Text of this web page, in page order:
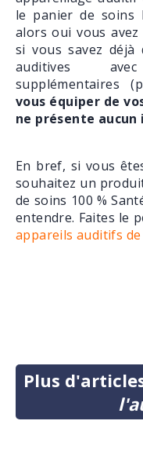
le panier de soins
alors oui vous
si vous savez déjà
auditives
supplémentaires
vous équiper de
ne présente
En bref, si vous
souhaitez un
de soins 100 %
entendre. Faites le
appareils auditifs
Plus